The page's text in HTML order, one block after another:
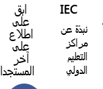
IEC
نبذة عن
مراكز
التعليم
الدولي
ابق
على
اطلاع
على
آخر
المستجدات: